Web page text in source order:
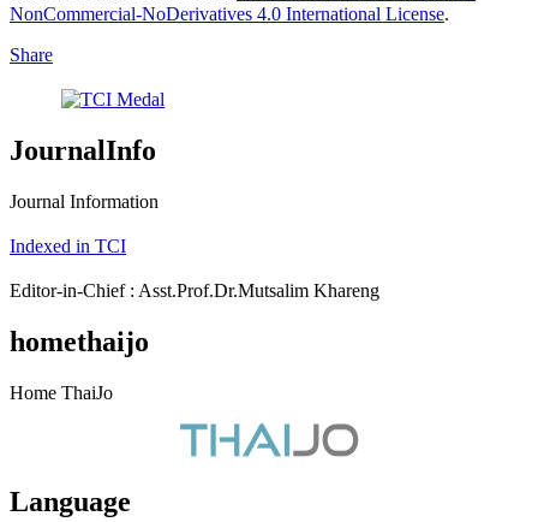
NonCommercial-NoDerivatives 4.0 International License.
Share
JournalInfo
Journal Information
Indexed in TCI
Editor-in-Chief : Asst.Prof.Dr.Mutsalim Khareng
homethaijo
Home ThaiJo
Language